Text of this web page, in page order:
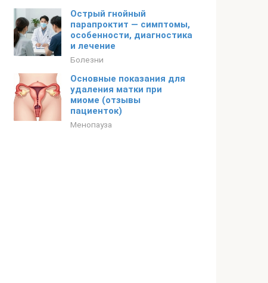
Острый гнойный
парапроктит — симптомы,
особенности, диагностика
и лечение
Болезни
Основные показания для
удаления матки при
миоме (отзывы
пациенток)
Менопауза